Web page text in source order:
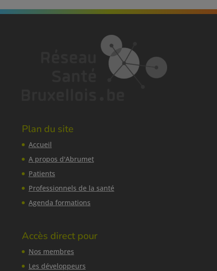
Plan du site
Accueil
A propos d'Abrumet
Patients
Professionnels de la santé
Agenda formations
Accès direct pour
Nos membres
Les développeurs